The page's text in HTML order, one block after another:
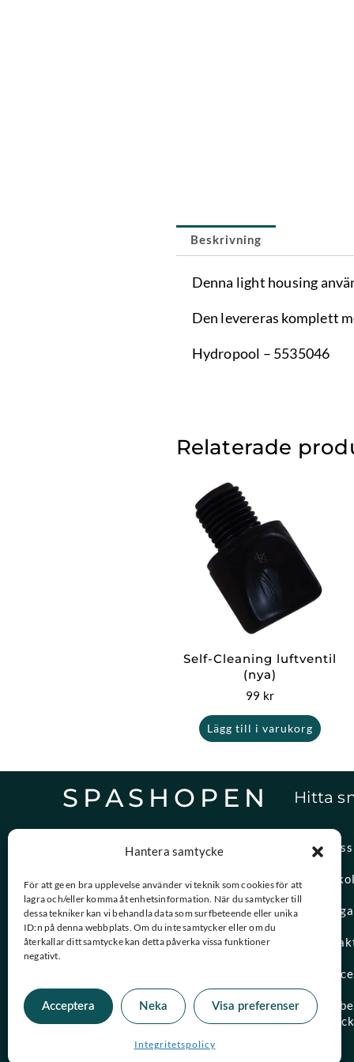
Hantera samtycke
För att ge en bra upplevelse använder vi teknik som cookies för att
lagra och/eller komma åt enhetsinformation. När du samtycker till
dessa tekniker kan vi behandla data som surfbeteende eller unika
ID:n på denna webbplats. Om du inte samtycker eller om du
återkallar ditt samtycke kan detta påverka vissa funktioner
negativt.
Acceptera Neka Visa preferenser
Integritetspolicy
Beskrivning
Denna light housing
Den levereras komplett
Hydropool – 5535046
Relaterade
Self-Cleaning luftventil
(nya)
99 kr
Lägg till i varukorg
SPASHOPEN
reservdelar och vattenvård.
08-756 20 00
Vardagar 09:00 – 15:00
Hitta
Om oss
spalock
© 2026 Spashopen. Alla rättigheter förbehållna.